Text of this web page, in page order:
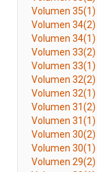
Volumen 35(1)
Volumen 34(2)
Volumen 34(1)
Volumen 33(2)
Volumen 33(1)
Volumen 32(2)
Volumen 32(1)
Volumen 31(2)
Volumen 31(1)
Volumen 30(2)
Volumen 30(1)
Volumen